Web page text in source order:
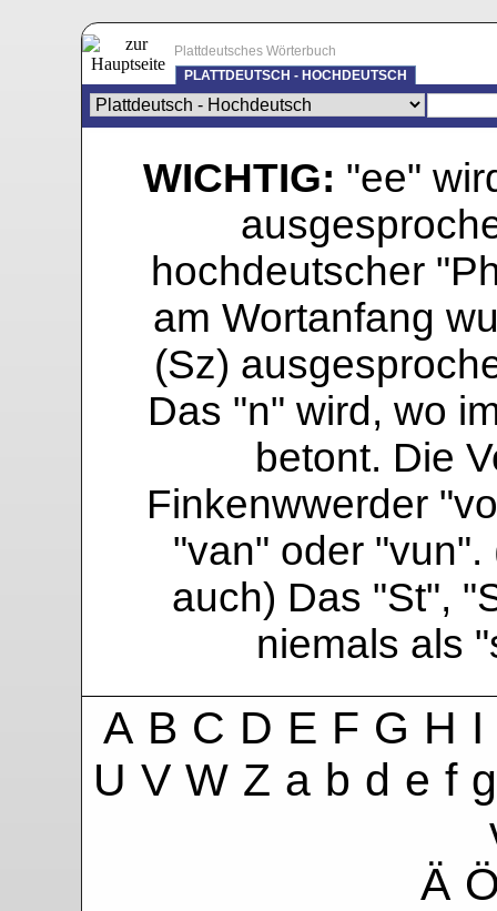
Plattdeutsches Wörterbuch
PLATTDEUTSCH - HOCHDEUTSCH
WICHTIG: "ee"
hochdeutscher
am Wortanfang
(Sz)
Das "n" wird, wo
betont. Die
Finkenwwerder
"van" oder "vun".
auch) Das "St",
niemals als
A B C D E F G H I
U V W Z a b d e f g
Ä